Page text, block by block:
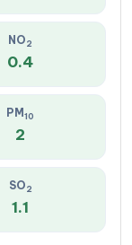
NO2
0.4
PM 10
2
SO2
1.1